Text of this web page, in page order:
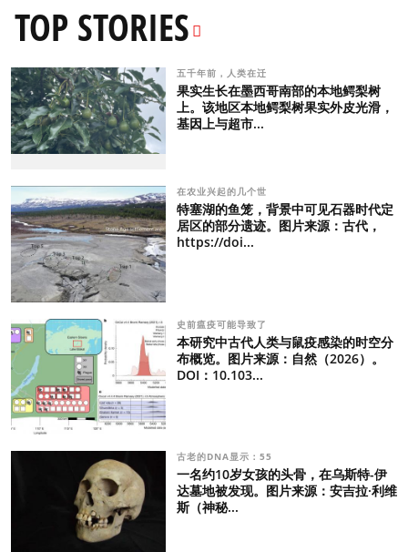
TOP STORIES
五千年前，人类在迁
果实生长在墨西哥南部的本地鳄梨树
上。该地区本地鳄梨树果实外皮光滑，
基因上与超市...
在农业兴起的几个世
特塞湖的鱼笼，背景中可见石器时代定
居区的部分遗迹。图片来源：古代，
https://doi...
史前瘟疫可能导致了
本研究中古代人类与鼠疫感染的时空分
布概览。图片来源：自然（2026）。
DOI：10.103...
古老的DNA显示：55
一名约10岁女孩的头骨，在乌斯特-伊
达墓地被发现。图片来源：安吉拉·利维
斯（神秘...